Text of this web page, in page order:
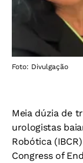
Foto: Divulgação
Meia dúzia de
urologistas
Robótica
Congress of